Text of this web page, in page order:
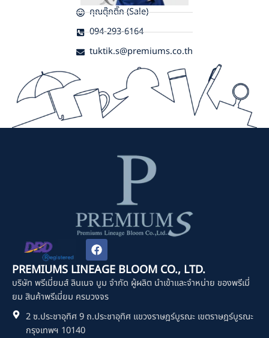
คุณตุ๊กติ๊ก (Sale)
094-293-6164
tuktik.s@premiums.co.th
F
a
c
e
b
o
k
PREMIUMS LINEAGE BLOOM CO., LTD.
บริษัท พรีเมี่ยมส์ ลินเนจ บูม จำกัด ผู้ผลิต นำเข้าและจำหน่าย ของพรีเมี่
ยม สินค้าพรีเมี่ยม ครบวงจร
2 ซ.ประชาอุทิศ 9 ถ.ประชาอุทิศ แขวงราษฎร์บูรณะ เขตราษฎร์บูรณะ
กรุงเทพฯ 10140